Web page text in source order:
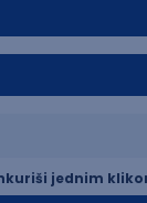
jednim